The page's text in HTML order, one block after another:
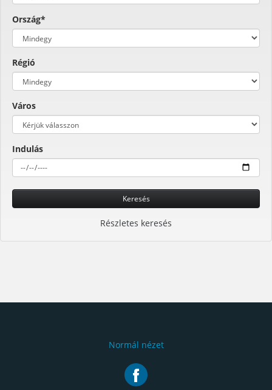
Ország*
Régió
Város
Indulás
Keresés
Részletes keresés
Normál nézet